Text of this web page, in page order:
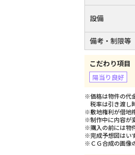
設備
備考・制限等
こだわり項目
陽当り良好
※価格は物件の代
税率は引き渡し
※敷地権利が借地
※制作中に内容が
※購入の前には物
※完成予想図はい
※ＣＧ合成の画像